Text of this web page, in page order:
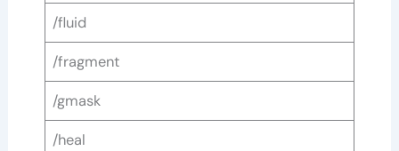
/fluid
/fragment
/gmask
/heal